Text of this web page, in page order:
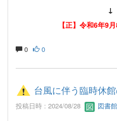
↓
【正】令和6年9月8
0 0
台風に伴う臨時休
投稿日時 : 2024/08/28 図書